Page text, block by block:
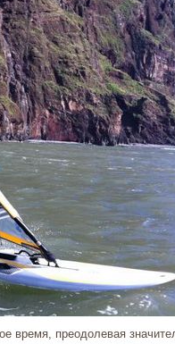
время, преодолевая